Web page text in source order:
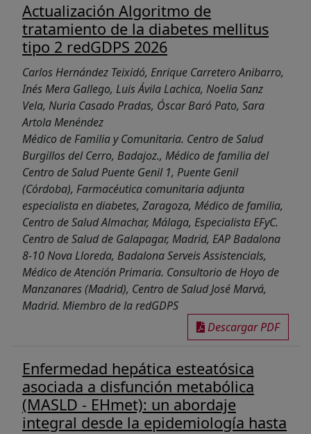
Actualización Algoritmo de
tratamiento de la diabetes mellitus
tipo 2 redGDPS 2026
Carlos Hernández Teixidó, Enrique Carretero Anibarro,
Inés Mera Gallego, Luis Ávila Lachica, Noelia Sanz
Vela, Nuria Casado Pradas, Óscar Baró Pato, Sara
Artola Menéndez
Médico de Familia y Comunitaria. Centro de Salud
Burgillos del Cerro, Badajoz., Médico de familia del
Centro de Salud Puente Genil 1, Puente Genil
(Córdoba), Farmacéutica comunitaria adjunta
especialista en diabetes, Zaragoza, Médico de familia,
Centro de Salud Almachar, Málaga, Especialista EFyC.
Centro de Salud de Galapagar, Madrid, EAP Badalona
8-10 Nova Lloreda, Badalona Serveis Assistencials,
Médico de Atención Primaria. Consultorio de Hoyo de
Manzanares (Madrid), Centro de Salud José Marvá,
Madrid. Miembro de la redGDPS
Descargar PDF
Enfermedad hepática esteatósica
asociada a disfunción metabólica
(MASLD - EHmet): un abordaje
integral desde la epidemiología hasta